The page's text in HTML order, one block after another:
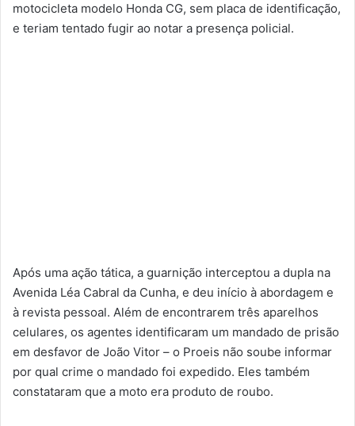
motocicleta modelo Honda CG, sem placa de identificação,
e teriam tentado fugir ao notar a presença policial.
Após uma ação tática, a guarnição interceptou a dupla na
Avenida Léa Cabral da Cunha, e deu início à abordagem e
à revista pessoal. Além de encontrarem três aparelhos
celulares, os agentes identificaram um mandado de prisão
em desfavor de João Vitor – o Proeis não soube informar
por qual crime o mandado foi expedido. Eles também
constataram que a moto era produto de roubo.